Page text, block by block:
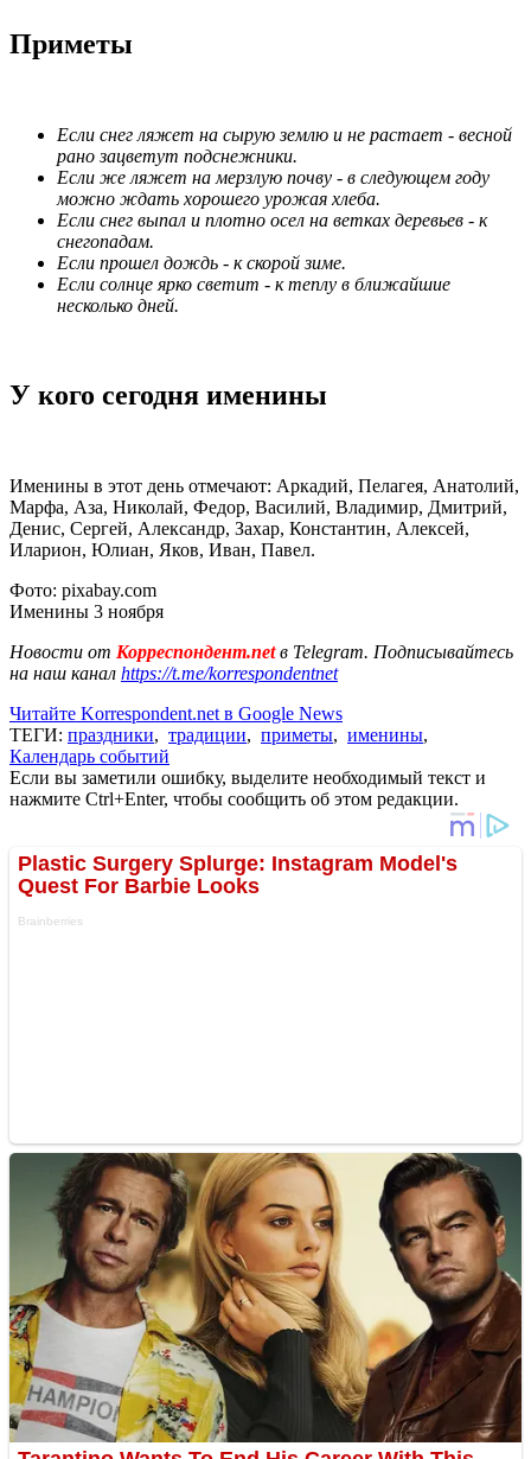
Приметы
Если снег ляжет на сырую землю и не растает - весной
рано зацветут подснежники.
Если же ляжет на мерзлую почву - в следующем году
можно ждать хорошего урожая хлеба.
Если снег выпал и плотно осел на ветках деревьев - к
снегопадам.
Если прошел дождь - к скорой зиме.
Если солнце ярко светит - к теплу в ближайшие
несколько дней.
У кого сегодня именины
Именины в этот день отмечают: Аркадий, Пелагея, Анатолий,
Марфа, Аза, Николай, Федор, Василий, Владимир, Дмитрий,
Денис, Сергей, Александр, Захар, Константин, Алексей,
Иларион, Юлиан, Яков, Иван, Павел.
Фото: pixabay.com
Именины 3 ноября
Новости от Корреспондент.netв Telegram. Подписывайтесь
на наш канал https://t.me/korrespondentnet
Читайте Korrespondent.net в Google News
ТЕГИ: праздники, традиции, приметы, именины,
Календарь событий
Если вы заметили ошибку, выделите необходимый текст и
нажмите Ctrl+Enter, чтобы сообщить об этом редакции.